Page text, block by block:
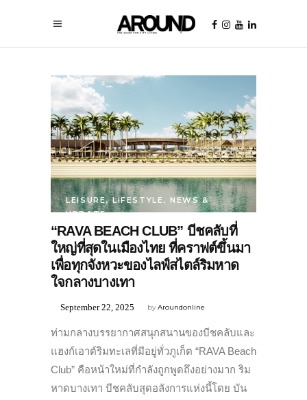
LEISURE,LIFESTYLE, NEWS &
UPDATE
“RAVA BEACH CLUB” บีชคลับที่
ใหญ่ที่สุดในเมืองไทย ที่คราฟต์ขึ้นมา
เพื่อทุกจังหวะของไลฟ์สไตล์ริมหาด
ใจกลางบางเทา
byAroundonline
September 22, 2025
ท่ามกลางบรรยากาศสนุกสนานของบีชคลับและ
แฮงก์เอาต์ริมทะเลที่มีอยู่ทั่วภูเก็ต “RAVA Beach
Club” คือหน้าใหม่ที่กำลังถูกพูดถึงอย่างมาก ริม
หาดบางเทา บีชคลับสุดอลังการแห่งนี้โดย บัน